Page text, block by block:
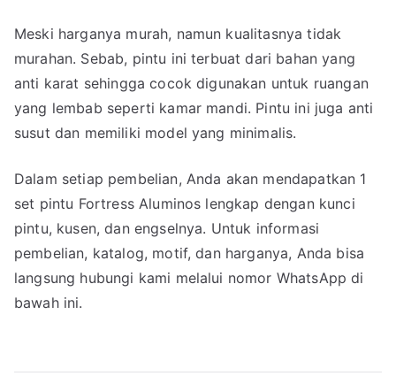
Meski harganya murah, namun kualitasnya tidak
murahan. Sebab, pintu ini terbuat dari bahan yang
anti karat sehingga cocok digunakan untuk ruangan
yang lembab seperti kamar mandi. Pintu ini juga anti
susut dan memiliki model yang minimalis.
Dalam setiap pembelian, Anda akan mendapatkan 1
set pintu Fortress Aluminos lengkap dengan kunci
pintu, kusen, dan engselnya. Untuk informasi
pembelian, katalog, motif, dan harganya, Anda bisa
langsung hubungi kami melalui nomor WhatsApp di
bawah ini.